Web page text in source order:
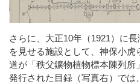
さらに、大正10年（1921）に
を見せる施設として、神保小
道が「秩父鑛物植物標本陳列所
発行された目録（写真右）で